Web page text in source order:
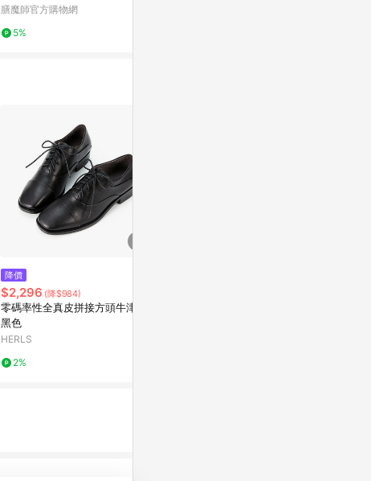
膳魔師官方購物網
5%
降價
$2,296 (降$984)
零碼率性全真皮拼接方頭牛津鞋
黑色
HERLS
2%